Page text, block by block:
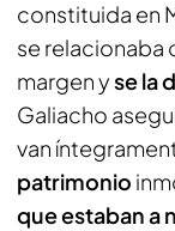
constituida en
se relacionaba
margen yse la
Galiacho
van
patrimonio
que estaban a